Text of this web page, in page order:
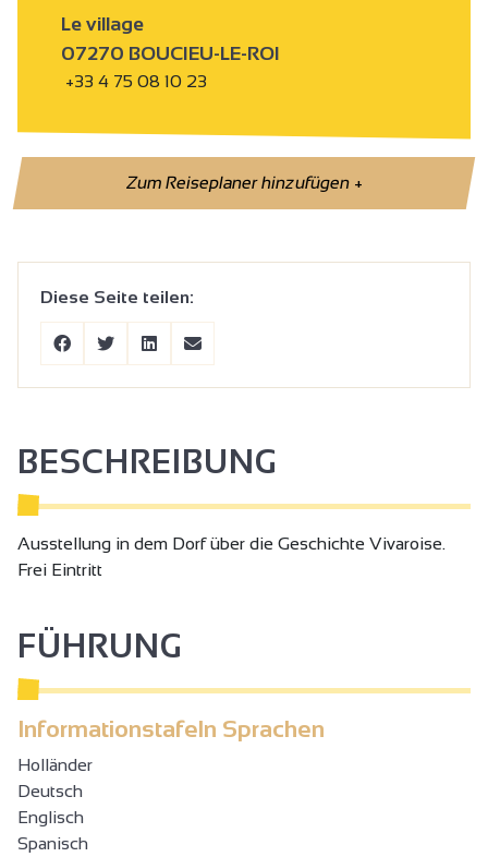
Le village
07270 BOUCIEU-LE-ROI
+33 4 75 08 10 23
Zum Reiseplaner hinzufügen+
Diese Seite teilen:
BESCHREIBUNG
Ausstellung in dem Dorf über die Geschichte Vivaroise.
Frei Eintritt
FÜHRUNG
Informationstafeln Sprachen
Holländer
Deutsch
Englisch
Spanisch